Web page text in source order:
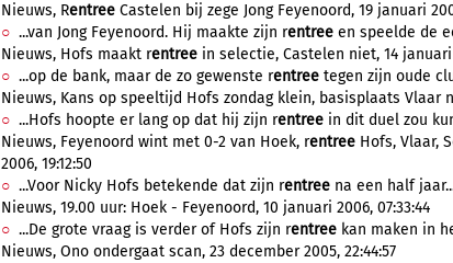
Nieuws, Rentree Castelen bij zege Jong Feyenoord, 19 januari
...van Jong Feyenoord. Hij maakte zijn rentree en speelde de
Nieuws, Hofs maakt rentree in selectie, Castelen niet, 14 januari
...op de bank, maar de zo gewenste rentree tegen zijn oude
Nieuws, Kans op speeltijd Hofs zondag klein, basisplaats Vlaar
...Hofs hoopte er lang op dat hij zijn rentree in dit duel zou
Nieuws, Feyenoord wint met 0-2 van Hoek, rentree Hofs, Vlaar,
2006, 19:12:50
...Voor Nicky Hofs betekende dat zijn rentree na een half
Nieuws, 19.00 uur: Hoek - Feyenoord, 10 januari 2006, 07:33:44
...De grote vraag is verder of Hofs zijn rentree kan maken in
Nieuws, Ono ondergaat scan, 23 december 2005, 22:44:57